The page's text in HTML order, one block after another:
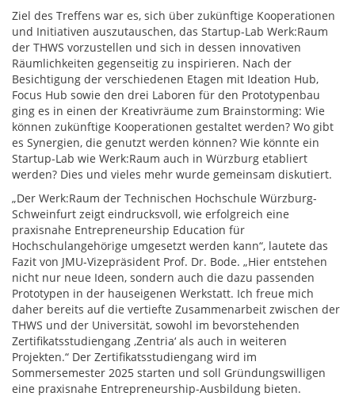
Ziel des Treffens war es, sich über zukünftige Kooperationen
und Initiativen auszutauschen, das Startup-Lab Werk:Raum
der THWS vorzustellen und sich in dessen innovativen
Räumlichkeiten gegenseitig zu inspirieren. Nach der
Besichtigung der verschiedenen Etagen mit Ideation Hub,
Focus Hub sowie den drei Laboren für den Prototypenbau
ging es in einen der Kreativräume zum Brainstorming: Wie
können zukünftige Kooperationen gestaltet werden? Wo gibt
es Synergien, die genutzt werden können? Wie könnte ein
Startup-Lab wie Werk:Raum auch in Würzburg etabliert
werden? Dies und vieles mehr wurde gemeinsam diskutiert.
„Der Werk:Raum der Technischen Hochschule Würzburg-
Schweinfurt zeigt eindrucksvoll, wie erfolgreich eine
praxisnahe Entrepreneurship Education für
Hochschulangehörige umgesetzt werden kann“, lautete das
Fazit von JMU-Vizepräsident Prof. Dr. Bode. „Hier entstehen
nicht nur neue Ideen, sondern auch die dazu passenden
Prototypen in der hauseigenen Werkstatt. Ich freue mich
daher bereits auf die vertiefte Zusammenarbeit zwischen der
THWS und der Universität, sowohl im bevorstehenden
Zertifikatsstudiengang ,Zentria‘ als auch in weiteren
Projekten.“ Der Zertifikatsstudiengang wird im
Sommersemester 2025 starten und soll Gründungswilligen
eine praxisnahe Entrepreneurship-Ausbildung bieten.